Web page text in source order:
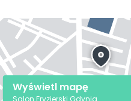
Wyświetl mapę
Salon Fryzjerski Gdynia